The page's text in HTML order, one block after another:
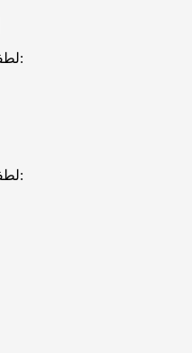
لطفا پاسخ را به عدد انگلیسی وارد کنید:
لطفا پاسخ را به عدد انگلیسی وارد کنید: